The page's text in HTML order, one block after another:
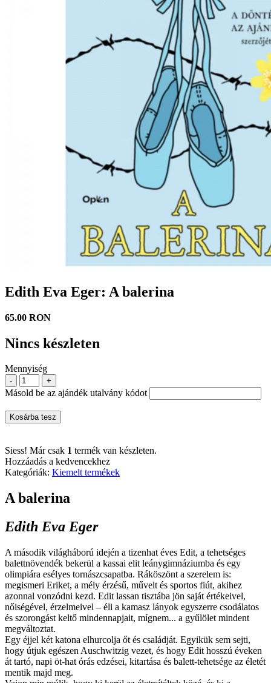
Edith Eva Eger: A balerina
65.00 RON
Nincs készleten
Mennyiség
- +
Másold be az ajándék utalvány kódot
Kosárba tesz
Siess! Már csak 1 termék van készleten.
Hozzáadás a kedvencekhez
Kategóriák: Kiemelt termékek
A balerina
Edith Eva Eger
A második világháború idején a tizenhat éves Edit, a tehetséges
balettnövendék bekerül a kassai elit leánygimnáziumba és egy
olimpiára esélyes tornászcsapatba. Ráköszönt a szerelem is:
megismeri Eriket, a mély érzésű, művelt és sportos fiút, akihez
azonnal vonzódni kezd. Edit lassan tisztába jön saját értékeivel,
nőiségével, érzelmeivel – éli a kamasz lányok egyszerre csodálatos
és szorongást keltő mindennapjait, mígnem... a gyűlölet mindent
megváltoztat.
Egy éjjel két katona elhurcolja őt és családját. Egyikük sem sejti,
hogy útjuk egészen Auschwitzig vezet, és hogy Edit hosszú éveken
át tartó, napi öt-hat órás edzései, kitartása és balett-tehetsége az életét
mentik majd meg.